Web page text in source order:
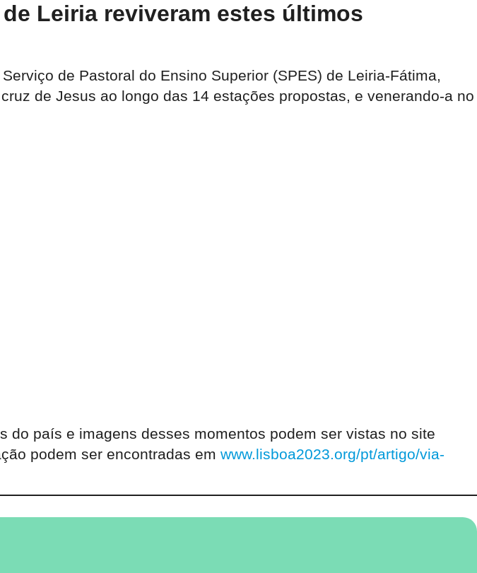
Leiria reviveram estes últimos
de Pastoral do Ensino Superior (SPES) de Leiria-Fátima,
de Jesus ao longo das 14 estações propostas, e venerando-a no
do país e imagens desses momentos podem ser vistas no site
podem ser encontradas em www.lisboa2023.org/pt/artigo/via-